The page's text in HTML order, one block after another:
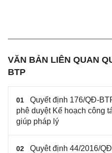
VĂN BẢN LIÊN QUAN
BTP
01
Quyết định 176/QĐ-
phê duyệt Kế hoạch công
giúp pháp lý
02
Quyêt định 44/2016/